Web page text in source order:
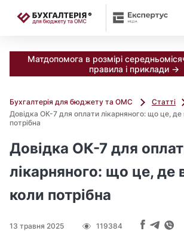
Матдопомога в розмірі
правила і приклади →
Бухгалтерія для бюджету та ОМС Статті
Довідка ОК-7 для оплати лікарняного: що це, де
потрібна
Довідка ОК-7 для
лікарняного: що це, де
коли потрібна
13 травня 2025 119384